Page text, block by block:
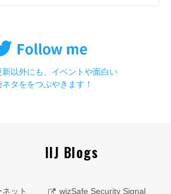
新以外にも、イベントや面白い
ネタををつぶやきます！
ット
IIJ Blogs
wizSafe Security Signal